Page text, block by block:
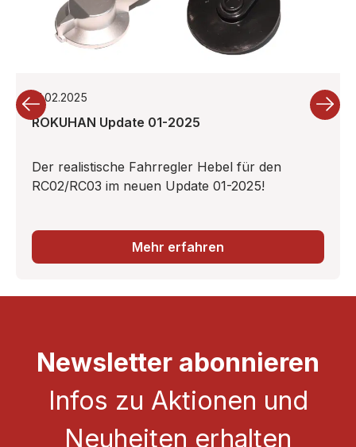
21.02.2025
ROKUHAN Update 01-2025
Der realistische Fahrregler Hebel für den
RC02/RC03 im neuen Update 01-2025!
Mehr erfahren
Newsletter abonnieren
Infos zu Aktionen und
Neuheiten erhalten